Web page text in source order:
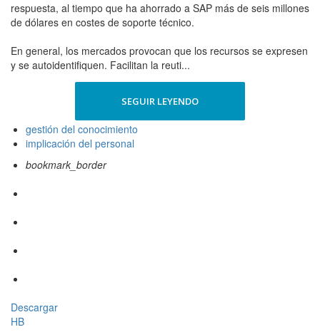
respuesta, al tiempo que ha ahorrado a SAP más de seis millones
de dólares en costes de soporte técnico.
En general, los mercados provocan que los recursos se expresen
y se autoidentifiquen. Facilitan la reuti...
SEGUIR LEYENDO
gestión del conocimiento
implicación del personal
bookmark_border
Descargar
HB